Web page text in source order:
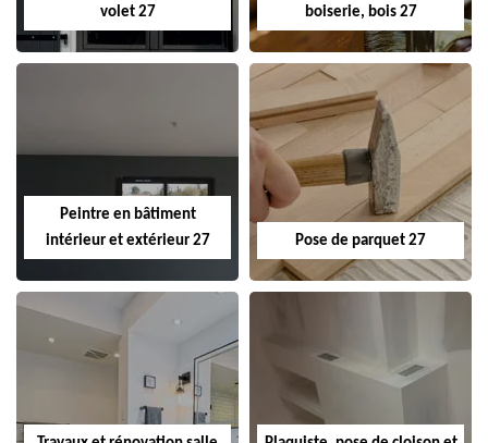
volet 27
boiserie, bois 27
Peintre en bâtiment
intérieur et extérieur 27
Pose de parquet 27